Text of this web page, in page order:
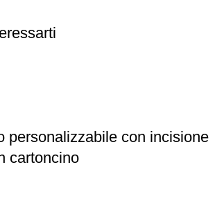
personalizzabile con incisione
cartoncino